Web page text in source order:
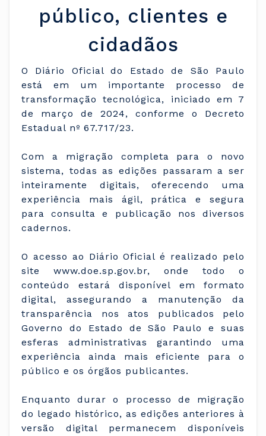
público, clientes e
cidadãos
O Diário Oficial do Estado de São Paulo
está em um importante processo de
transformação tecnológica, iniciado em 7
de março de 2024, conforme o Decreto
Estadual nº 67.717/23.
Com a migração completa para o novo
sistema, todas as edições passaram a ser
inteiramente digitais, oferecendo uma
experiência mais ágil, prática e segura
para consulta e publicação nos diversos
cadernos.
O acesso ao Diário Oficial é realizado pelo
site www.doe.sp.gov.br, onde todo o
conteúdo estará disponível em formato
digital, assegurando a manutenção da
transparência nos atos publicados pelo
Governo do Estado de São Paulo e suas
esferas administrativas garantindo uma
experiência ainda mais eficiente para o
público e os órgãos publicantes.
Enquanto durar o processo de migração
do legado histórico, as edições anteriores à
versão digital permanecem disponíveis